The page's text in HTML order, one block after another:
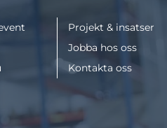
Projekt & insatser
Jobba hos oss
Kontakta oss